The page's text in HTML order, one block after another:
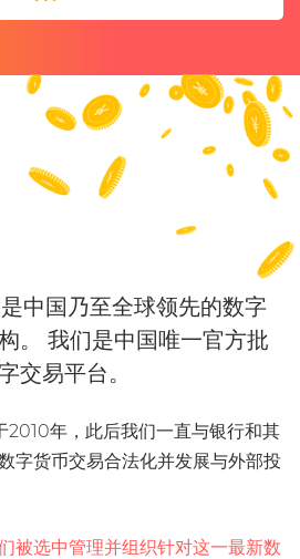
中国乃至全球领先的数字
。 我们是中国唯一官方批
交易平台。
年，此后我们一直与银行和其
字货币交易合法化并发展与外部投
被选中管理并组织针对这一最新数